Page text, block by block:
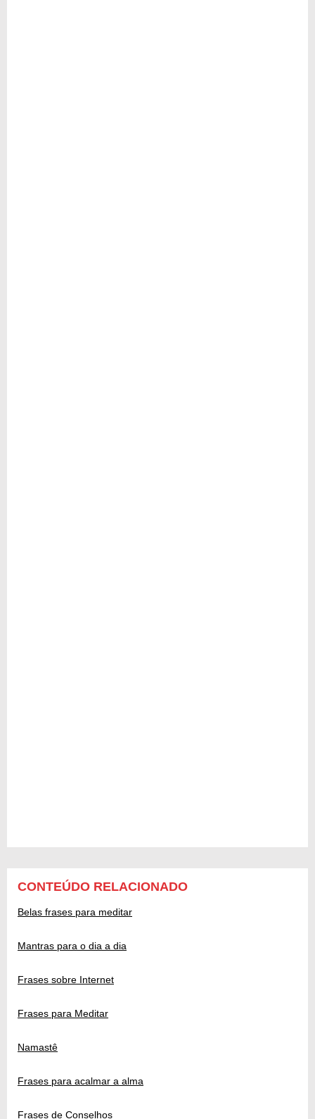
CONTEÚDO RELACIONADO
Belas frases para meditar
Mantras para o dia a dia
Frases sobre Internet
Frases para Meditar
Namastê
Frases para acalmar a alma
Frases de Conselhos